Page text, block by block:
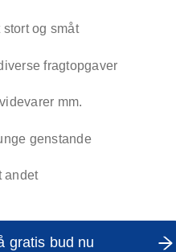
hvidevarer
af tagrende
rengøring
stort og småt
fragtopgaver
mm.
genstande
andet
gratis bud nu